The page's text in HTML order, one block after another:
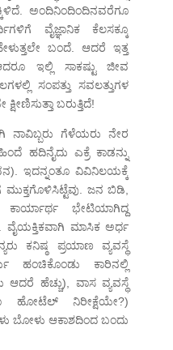
ಅಂದಿನಿಂದಿಂದಿನವರೆಗೂ
ವೈಜ್ಞಾನಿಕ ಕೆಲಸಕ್ಕೂ
ಬಂದೆ. ಆದರೆ ಇತ್ತ
ಇಲ್ಲಿ ಸಾಕಷ್ಟು ಜೀವ
ಸಂಪತ್ತು ಸವಲತ್ತುಗಳ
ಬರುತ್ತಿದೆ!
ನಾವಿಬ್ಬರು ಗೆಳೆಯರು ನೇರ
ಹದಿನೈದು ಎಕ್ರೆ ಕಾಡನ್ನು
ಇದನ್ನಂತೂ ವಿವಿನಿಲಯಕ್ಕೆ
ಜನ ಬಿಡಿ,
ಭೇಟಿಯಾಗಿದ್ದ
ವೈಯಕ್ತಿಕವಾಗಿ ಮಾಸಿಕ ಅರ್ಧ
ಕನಿಷ್ಠ ಪ್ರಯಾಣ ವ್ಯವಸ್ಥೆ
ಹಂಚಿಕೊಂಡು ಕಾರಿನಲ್ಲಿ
ಹೆಚ್ಚು), ವಾಸ ವ್ಯವಸ್ಥೆ
ಹೋಟೆಲ್ ನಿರೀಕ್ಷೆಯೇ?)
ಬೋಳು ಆಕಾಶದಿಂದ ಬಂದು